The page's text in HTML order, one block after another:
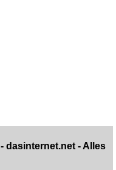
- dasinternet.net - Alles